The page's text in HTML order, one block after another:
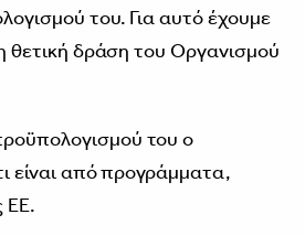
του. Για αυτό έχουμε
θετική δράση του Οργανισμού
του ο
είναι από προγράμματα,
ΕΕ.